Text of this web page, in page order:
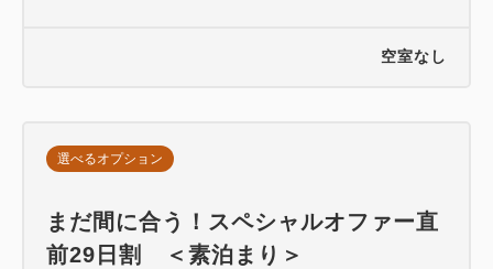
空室なし
選べるオプション
まだ間に合う！スペシャルオファー直
前29日割 ＜素泊まり＞